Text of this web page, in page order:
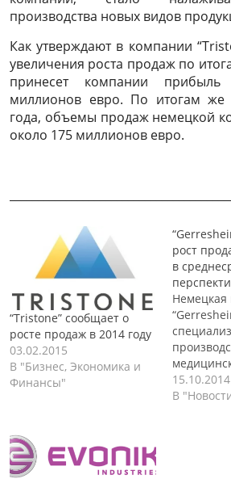
производства новых видов
Как утверждают в компании
увеличения роста продаж по
принесет компании
миллионов евро. По итогам же
года, объемы продаж немецкой
около 175 миллионов евро.
“Tristone” сообщает о
росте продаж в 2014 году
03.02.2015
В "Бизнес, Экономика и
Финансы"
рост
в
Немецкая
стекла и
объявила
15.10.2014
В